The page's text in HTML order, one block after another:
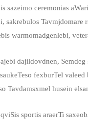
sazeimo ceremonias
sakrebulos Tavmjdomare
warmomadgenlebi,
dajildovdnen,
fexburTel
Tavdamsxmel husein
sportis araerTi